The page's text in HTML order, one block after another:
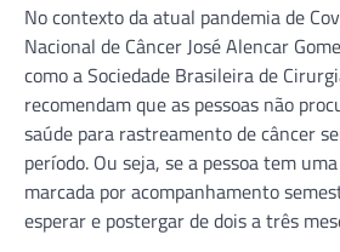
No contexto da atual pandemia de
Nacional de Câncer José Alencar
como a Sociedade Brasileira de
recomendam que as pessoas não
saúde para rastreamento de câncer
período. Ou seja, se a pessoa tem
marcada por acompanhamento
esperar e postergar de dois a três